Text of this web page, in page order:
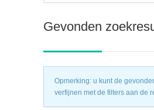
Gevonden
Opmerking: u kunt de
verfijnen met de filters aan de